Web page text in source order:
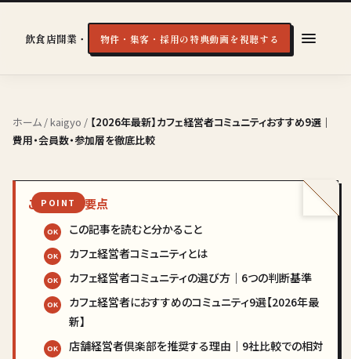
飲食店開業・経営の実戦知識物件・集客・採用の特典動画を視聴する
ホーム /kaigyo / 【2026年最新】カフェ経営者コミュニティおすすめ9選｜
費用・会員数・参加層を徹底比較
この記事の要点
この記事を読むと分かること
カフェ経営者コミュニティとは
カフェ経営者コミュニティの選び方｜6つの判断基準
カフェ経営者におすすめのコミュニティ9選【2026年最
新】
店舗経営者倶楽部を推奨する理由｜9社比較での相対